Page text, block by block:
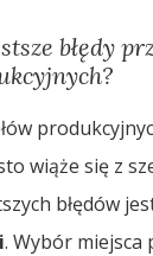
błędy
wiąże się z
błędów
. Wybór miejsca